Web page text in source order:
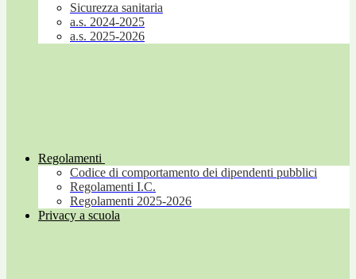
Sicurezza sanitaria
a.s. 2024-2025
a.s. 2025-2026
Regolamenti
Codice di comportamento dei dipendenti pubblici
Regolamenti I.C.
Regolamenti 2025-2026
Privacy a scuola